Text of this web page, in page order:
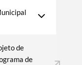
de
de